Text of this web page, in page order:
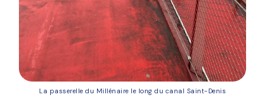
La passerelle du Millénaire le long du canal Saint-Denis